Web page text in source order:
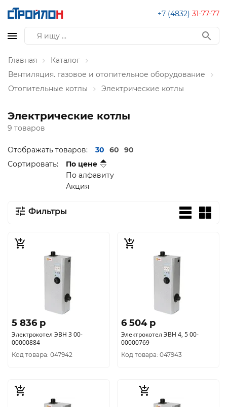
+7 (4832) 31-77-77
Главная
Каталог
Вентиляция. газовое и отопительное оборудование
Отопительные котлы
Электрические котлы
Электрические котлы
9 товаров
Отображать товаров: 30 60
90
Сортировать:
По цене
По алфавиту
Акция
Фильтры
5 836 p
Электрокотел ЭВН 3 00-
00000884
Код товара: 047942
6 504 p
Электрокотел ЭВН 4, 5 00-
00000769
Код товара: 047943